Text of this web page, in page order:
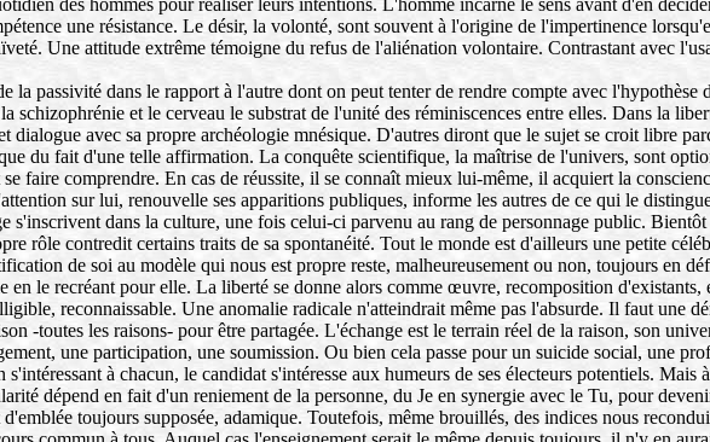
des hommes pour réaliser leurs intentions. L'homme incarne le sens avant d'en
une résistance. Le désir, la volonté, sont souvent à l'origine de l'impertinence
Une attitude extrême témoigne du refus de l'aliénation volontaire. Contrastant avec
la passivité dans le rapport à l'autre dont on peut tenter de rendre compte avec
schizophrénie et le cerveau le substrat de l'unité des réminiscences entre elles. Dans la
dialogue avec sa propre archéologie mnésique. D'autres diront que le sujet se croit libre
du fait d'une telle affirmation. La conquête scientifique, la maîtrise de l'univers, sont
faire comprendre. En cas de réussite, il se connaît mieux lui-même, il acquiert la
sur lui, renouvelle ses apparitions publiques, informe les autres de ce qui le
s'inscrivent dans la culture, une fois celui-ci parvenu au rang de personnage public.
rôle contredit certains traits de sa spontanéité. Tout le monde est d'ailleurs une petite
de soi au modèle qui nous est propre reste, malheureusement ou non, toujours en
en le recréant pour elle. La liberté se donne alors comme œuvre, recomposition
reconnaissable. Une anomalie radicale n'atteindrait même pas l'absurde. Il faut une
-toutes les raisons- pour être partagée. L'échange est le terrain réel de la raison, son
une participation, une soumission. Ou bien cela passe pour un suicide social, une
à chacun, le candidat s'intéresse aux humeurs de ses électeurs potentiels.
dépend en fait d'un reniement de la personne, du Je en synergie avec le Tu, pour
toujours supposée, adamique. Toutefois, même brouillés, des indices nous